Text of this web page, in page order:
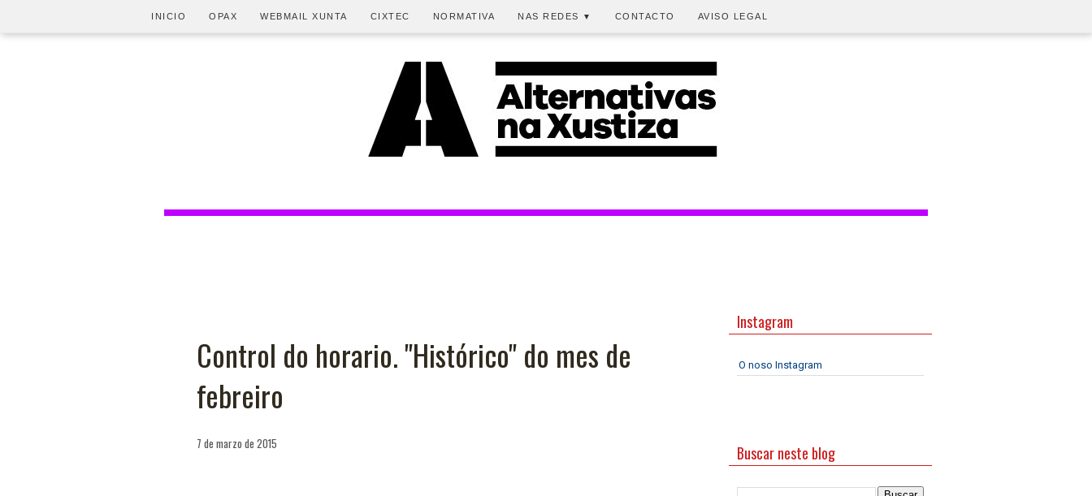
INICIO OPAX WEBMAIL XUNTA CIXTEC NORMATIVA NAS REDES ▼ CONTACTO AVISO LEGAL
Control do horario. "Histórico" do mes de
febreiro
7 de marzo de 2015
Instagram
O noso Instagram
Buscar neste blog